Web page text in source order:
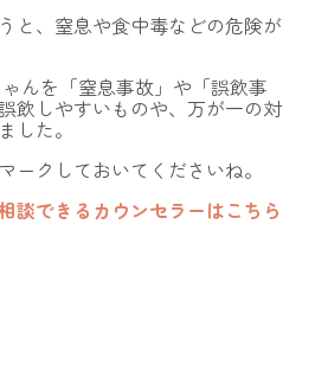
と、窒息や食中毒などの危険が
んを「窒息事故」や「誤飲事
飲しやすいものや、万が一の対
した。
ークしておいてくださいね。
談できるカウンセラーはこちら